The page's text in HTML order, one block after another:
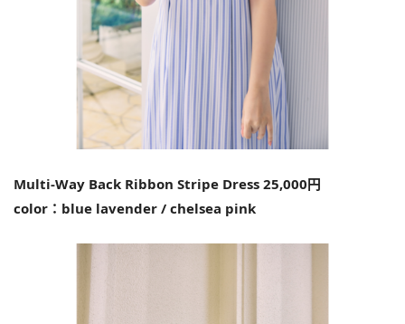
Multi-Way Back Ribbon Stripe Dress 25,000円
color：blue lavender / chelsea pink